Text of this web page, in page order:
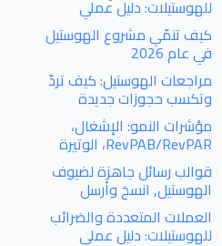
للهوستيلات: دليل عملي
كيف تنمّي مشروع الهوستيل
في عام 2026
مراجعات الهوستيل: كيف تردّ
وتكسب حجوزات جديدة
مؤشرات النمو: الإشغال،
RevPAB/RevPAR، الوتيرة
قوالب رسائل جاهزة لضيوف
الهوستيل, انسخ وأرسل
العملات المتعددة والضرائب
للهوستيلات: دليل عملي